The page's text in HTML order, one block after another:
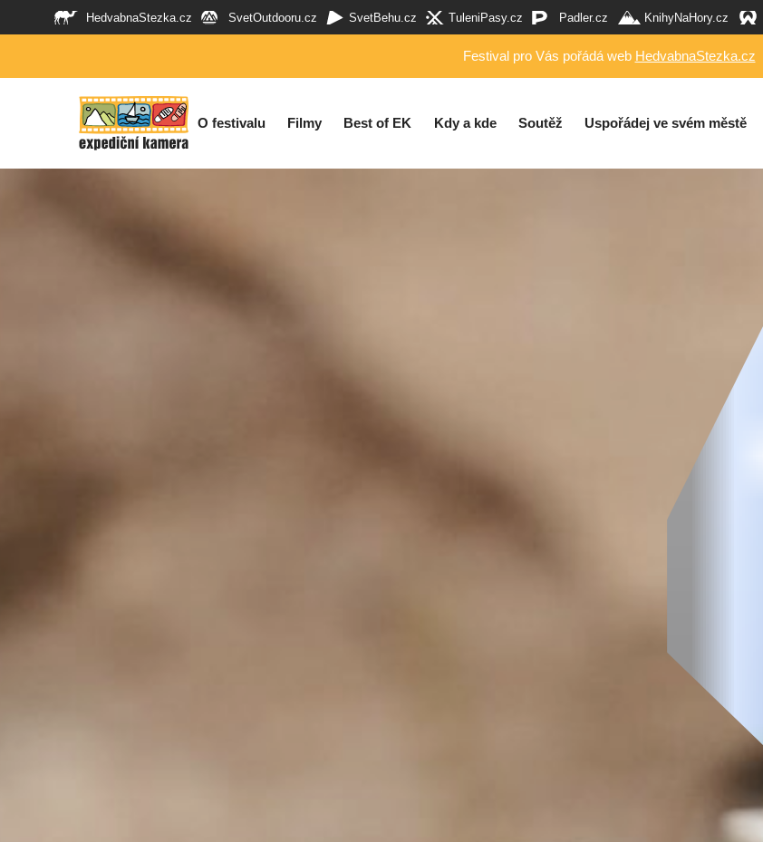
HedvabnaStezka.cz SvetOutdooru.cz SvetBehu.cz TuleniPasy.cz Padler.cz KnihyNaHory.cz
Festival pro Vás pořádá web HedvabnaStezka.cz
O festivalu Filmy Best of EK Kdy a kde Soutěž Uspořádej ve svém městě